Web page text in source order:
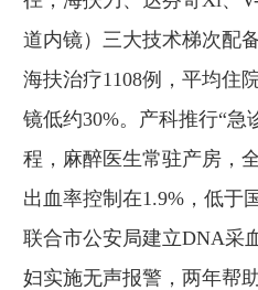
道内镜）三大技术梯次配
海扶治疗1108例，平均住
镜低约30%。产科推行“急
程，麻醉医生常驻产房，
出血率控制在1.9%，低于
联合市公安局建立DNA采
妇实施无声报警，两年帮